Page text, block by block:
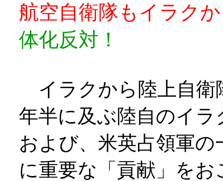
航空自衛隊もイラク
体化反対！
イラクから陸上自衛
年半に及ぶ陸自のイ
および、米英占領軍
に重要な「貢献」をお